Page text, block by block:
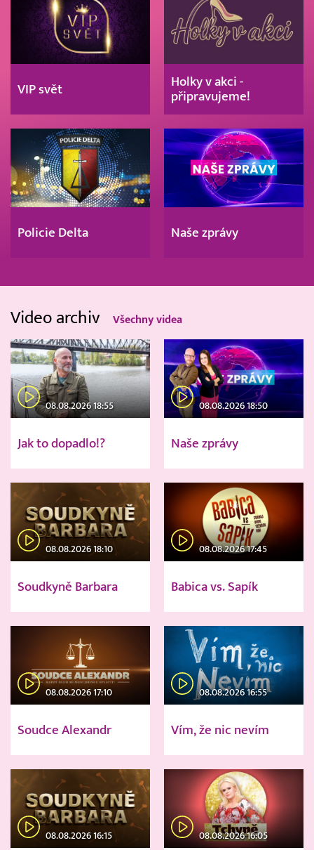
VIP svět
Holky v akci -
připravujeme!
Policie Delta Naše zprávy
Video archiv Všechny videa
08.08.2026 18:55
Jak to dopadlo!?
08.08.2026 18:50
Naše zprávy
08.08.2026 18:10
Soudkyně Barbara
08.08.2026 17:45
Babica vs. Sapík
08.08.2026 17:10
Soudce Alexandr
08.08.2026 16:55
Vím, že nic nevím
08.08.2026 16:15 08.08.2026 16:05